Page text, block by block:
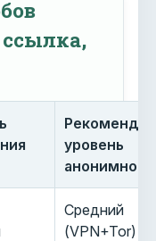
уровень
Средний
(VPN+Tor)